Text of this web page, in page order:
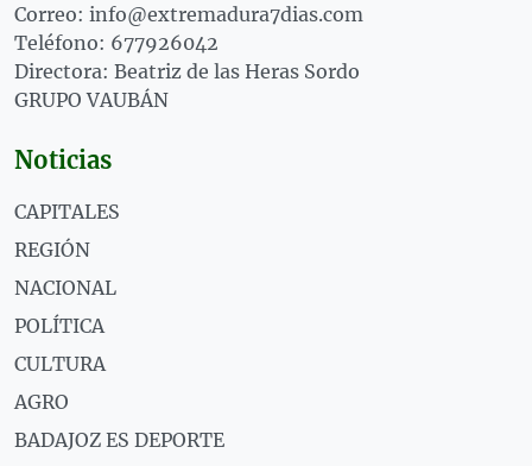
Correo: info@extremadura7dias.com
Teléfono: 677926042
Directora: Beatriz de las Heras Sordo
GRUPO VAUBÁN
Noticias
CAPITALES
REGIÓN
NACIONAL
POLÍTICA
CULTURA
AGRO
BADAJOZ ES DEPORTE